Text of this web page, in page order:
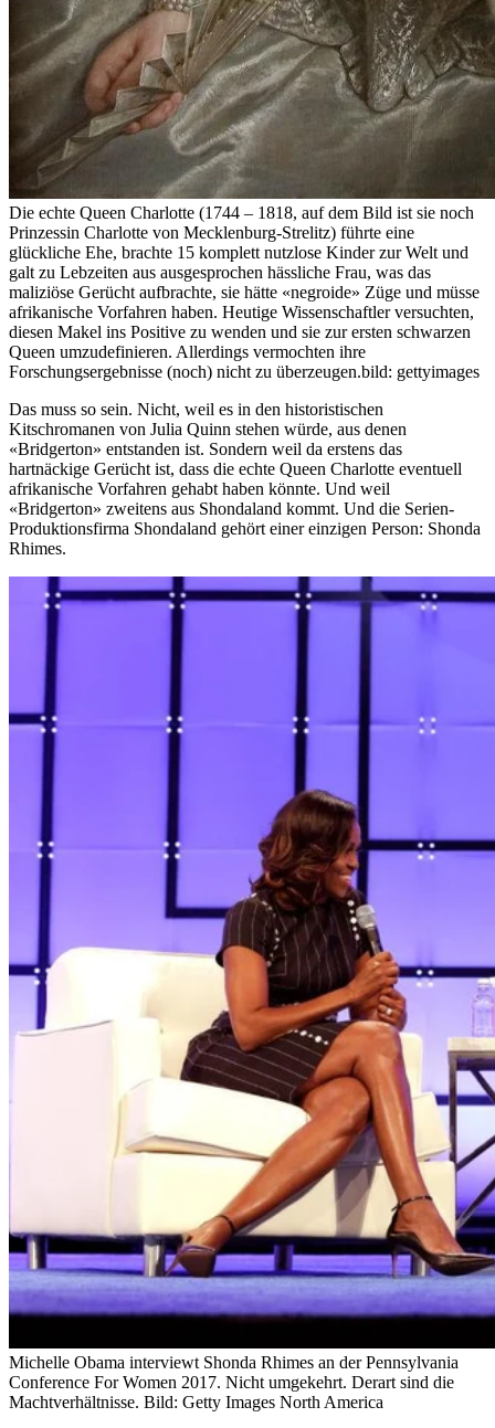
Die echte Queen Charlotte (1744 – 1818, auf dem Bild ist sie noch
Prinzessin Charlotte von Mecklenburg-Strelitz) führte eine
glückliche Ehe, brachte 15 komplett nutzlose Kinder zur Welt und
galt zu Lebzeiten aus ausgesprochen hässliche Frau, was das
maliziöse Gerücht aufbrachte, sie hätte «negroide» Züge und müsse
afrikanische Vorfahren haben. Heutige Wissenschaftler versuchten,
diesen Makel ins Positive zu wenden und sie zur ersten schwarzen
Queen umzudefinieren. Allerdings vermochten ihre
Forschungsergebnisse (noch) nicht zu überzeugen.bild: gettyimages
Das muss so sein. Nicht, weil es in den historistischen
Kitschromanen von Julia Quinn stehen würde, aus denen
«Bridgerton» entstanden ist. Sondern weil da erstens das
hartnäckige Gerücht ist, dass die echte Queen Charlotte eventuell
afrikanische Vorfahren gehabt haben könnte. Und weil
«Bridgerton» zweitens aus Shondaland kommt. Und die Serien-
Produktionsfirma Shondaland gehört einer einzigen Person: Shonda
Rhimes.
Michelle Obama interviewt Shonda Rhimes an der Pennsylvania
Conference For Women 2017. Nicht umgekehrt. Derart sind die
Machtverhältnisse. Bild: Getty Images North America